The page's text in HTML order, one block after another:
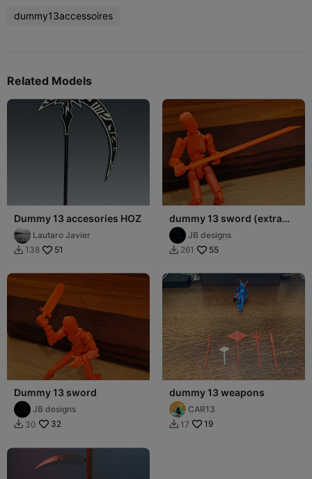
dummy13accessoires
Related Models
Dummy 13 accesories HOZ
Lautaro Javier
 138 51
dummy 13 sword (extra
long!)JB designs
 261 55
Dummy 13 sword
JB designs
 30 32
dummy 13 weapons
CAR13
 17 19